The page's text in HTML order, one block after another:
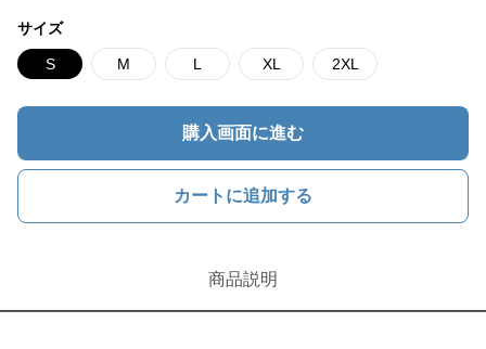
サイズ
S M L XL 2XL
購入画面に進む
カートに追加する
商品説明